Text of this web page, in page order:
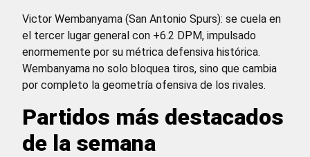
Victor Wembanyama (San Antonio Spurs): se cuela en
el tercer lugar general con +6.2 DPM, impulsado
enormemente por su métrica defensiva histórica.
Wembanyama no solo bloquea tiros, sino que cambia
por completo la geometría ofensiva de los rivales.
Partidos más destacados
de la semana